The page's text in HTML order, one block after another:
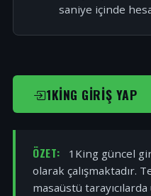
saniye içinde
1KING GIRIŞ YAP
ÖZET:
1King güncel
olarak çalışmaktadır.
masaüstü